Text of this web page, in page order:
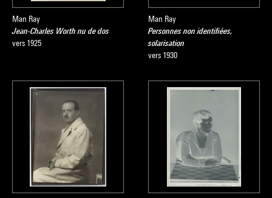
Man Ray
Jean-Charles Worth nu de dos
vers 1925
Man Ray
Personnes non identifiées,
solarisation
vers 1930